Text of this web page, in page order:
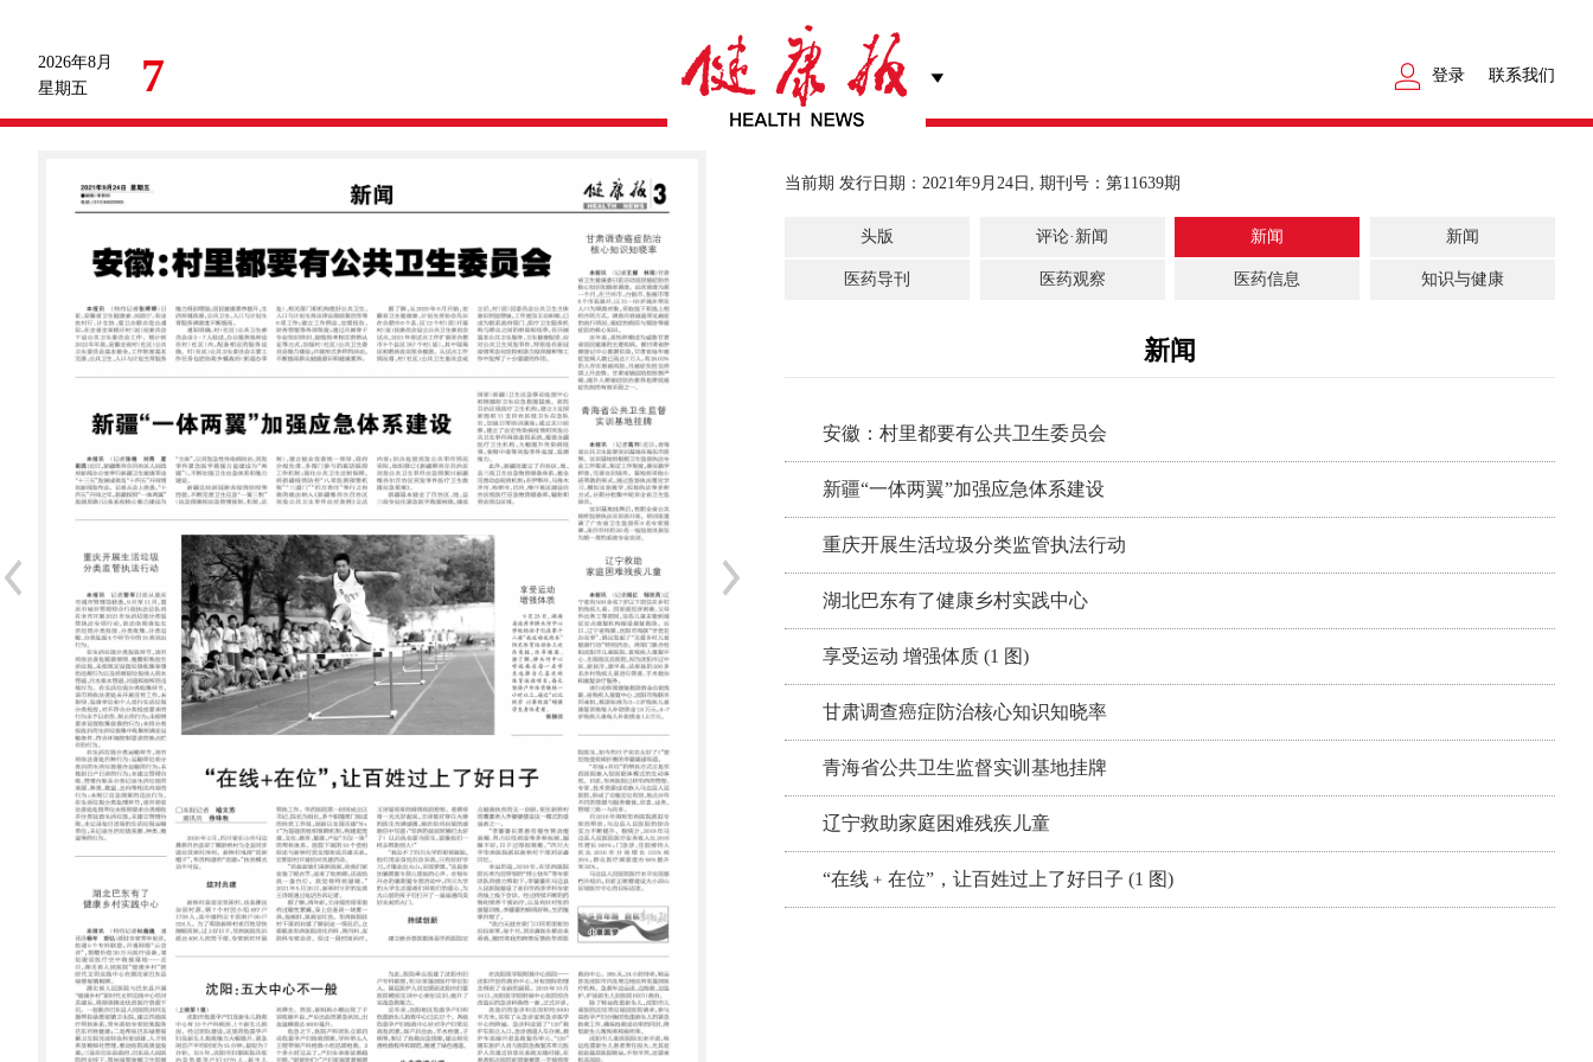
2026年8月
星期五
7 登录 联系我们
当前期 发行日期：2021年9月24日, 期刊号：第11639期
头版 评论·新闻 新闻 新闻
医药导刊 医药观察 医药信息 知识与健康
新闻
安徽：村里都要有公共卫生委员会
新疆“一体两翼”加强应急体系建设
重庆开展生活垃圾分类监管执法行动
湖北巴东有了健康乡村实践中心
享受运动 增强体质 (1 图)
甘肃调查癌症防治核心知识知晓率
青海省公共卫生监督实训基地挂牌
辽宁救助家庭困难残疾儿童
“在线﹢在位”，让百姓过上了好日子 (1 图)